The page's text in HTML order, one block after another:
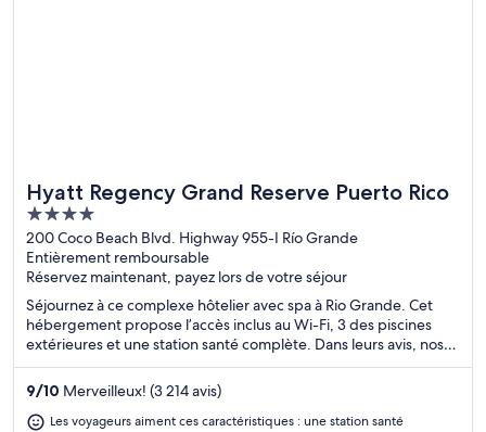
Idéal pour les fins de semaine au spa
Hyatt Regency Grand Reserve Puerto Rico
4
out
of
5
200 Coco Beach Blvd. Highway 955-I Río Grande
Entièrement remboursable
Réservez maintenant, payez lors de votre séjour
Séjournez à ce complexe hôtelier avec spa à Rio Grande. Cet
hébergement propose l’accès inclus au Wi-Fi, 3 des piscines
extérieures et une station santé complète. Dans leurs avis, nos
clients font l’éloge du déjeuner et de la piscine. Deux attractions
prisées, Plage Luquillo et Casino Wyndham Rio Mar, se situent à
proximité.
9/10 Merveilleux! (3 214 avis)
Les voyageurs aiment ces caractéristiques : une station santé